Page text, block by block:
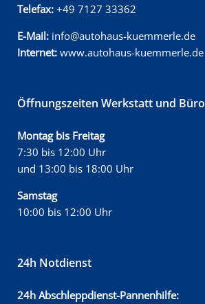
Telefax: +49 7127 33362
E-Mail: info@autohaus-kuemmerle.de
Internet: www.autohaus-kuemmerle.de
Öffnungszeiten Werkstatt und Büro
Montag bis Freitag
7:30 bis 12:00 Uhr
und 13:00 bis 18:00 Uhr
Samstag
10:00 bis 12:00 Uhr
24h Notdienst
24h Abschleppdienst-Pannenhilfe: